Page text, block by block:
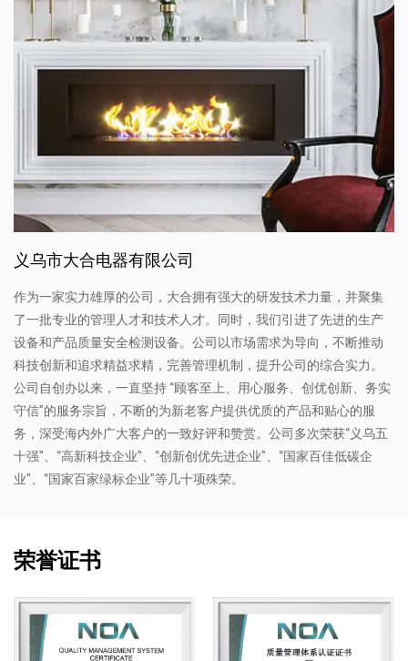
义乌市大合电器有限公司
作为一家实力雄厚的公司，大合拥有强大的研发技术力量，并聚集
了一批专业的管理人才和技术人才。同时，我们引进了先进的生产
设备和产品质量安全检测设备。公司以市场需求为导向，不断推动
科技创新和追求精益求精，完善管理机制，提升公司的综合实力。
公司自创办以来，一直坚持 “顾客至上、用心服务、创优创新、务实
守信”的服务宗旨，不断的为新老客户提供优质的产品和贴心的服
务，深受海内外广大客户的一致好评和赞赏。公司多次荣获“义乌五
十强”、“高新科技企业”、“创新创优先进企业”、“国家百佳低碳企
业”、“国家百家绿标企业”等几十项殊荣。
荣誉证书